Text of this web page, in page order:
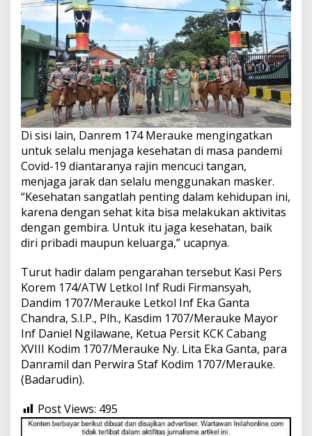
Di sisi lain, Danrem 174 Merauke mengingatkan
untuk selalu menjaga kesehatan di masa pandemi
Covid-19 diantaranya rajin mencuci tangan,
menjaga jarak dan selalu menggunakan masker.
“Kesehatan sangatlah penting dalam kehidupan ini,
karena dengan sehat kita bisa melakukan aktivitas
dengan gembira. Untuk itu jaga kesehatan, baik
diri pribadi maupun keluarga,” ucapnya.
Turut hadir dalam pengarahan tersebut Kasi Pers
Korem 174/ATW Letkol Inf Rudi Firmansyah,
Dandim 1707/Merauke Letkol Inf Eka Ganta
Chandra, S.I.P., Plh., Kasdim 1707/Merauke Mayor
Inf Daniel Ngilawane, Ketua Persit KCK Cabang
XVIII Kodim 1707/Merauke Ny. Lita Eka Ganta, para
Danramil dan Perwira Staf Kodim 1707/Merauke.
(Badarudin).
Post Views: 495